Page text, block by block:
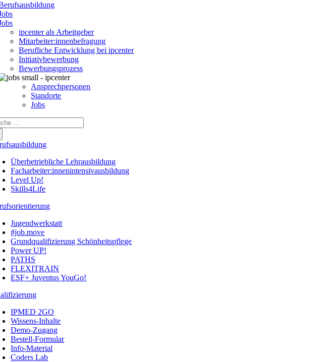
ipcenter als Arbeitgeber
Mitarbeiter:innenbefragung
Berufliche Entwicklung bei ipcenter
Initiativbewerbung
Bewerbungsprozess
Ansprechpersonen
Standorte
Jobs
Überbetriebliche Lehrausbildung
Facharbeiter:innenintensivausbildung
Level Up!
Skills4Life
Jugendwerkstatt
#job.move
Grundqualifizierung Schönheitspflege
Power UP!
PATHS
FLEXITRAIN
ESF+ Juventus YouGo!
IPMED 2GO
Wissens-Inhalte
Demo-Zugang
Bestell-Formular
Info-Material
Coders Lab